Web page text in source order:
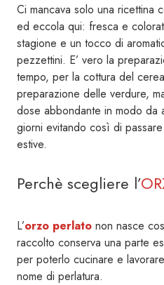
Ci mancava solo una ricettina
ed eccola qui: fresca e
stagione e un tocco di
pezzettini. E’ vero la
tempo, per la cottura del
preparazione delle verdure,
dose abbondante in modo da
giorni evitando così di
estive.
Perchè scegliere l’
L’orzo perlato non nasce
raccolto conserva una parte
per poterlo cucinare e
nome di perlatura.